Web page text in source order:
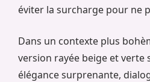
éviter la surcharge pour ne
Dans un contexte plus
version rayée beige et verte
élégance surprenante,